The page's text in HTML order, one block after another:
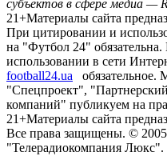
субъектов в сфере медиа —
21+Материалы сайта
При цитировании и
на "Футбол 24"
использовании в сети
football24.ua
обязательное.
"Спецпроект",
компаний" публикуем на
21+Материалы сайта
Все права защищены. ©
"Телерадиокомпания